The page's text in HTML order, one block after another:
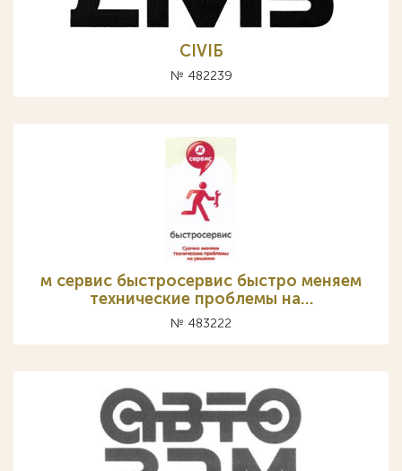
CIVIБ
№ 482239
м сервис быстросервис быстро меняем
технические проблемы на…
№ 483222